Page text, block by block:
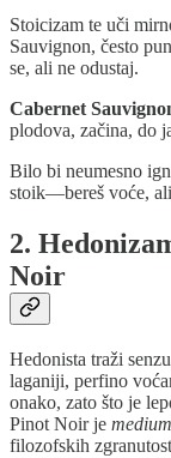
Stoicizam te uči
Sauvignon, često
se, ali ne odustaj.
Cabernet
plodova, začina, do
Bilo bi neumesno
stoik—bereš voće,
2.
Noir
Hedonista traži
laganiji, perfino
onako, zato što je
Pinot Noir je
filozofskih